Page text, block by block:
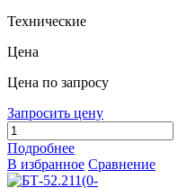
Технические
Цена
Цена по запросу
Запросить цену
Подробнее
В избранное Сравнение